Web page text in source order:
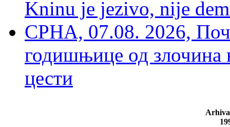
Kninu je jezivo, nije
СРНА, 07.08. 2026,
годишњице од злочина
цести